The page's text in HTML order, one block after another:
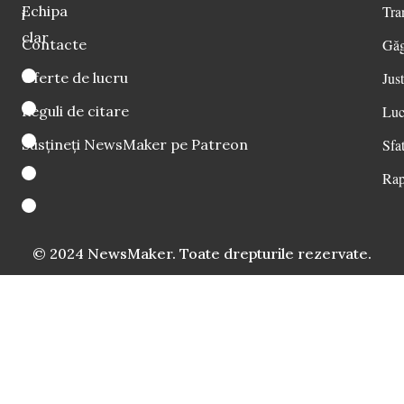
i
clar
Echipa
Contacte
Oferte de lucru
Reguli de citare
Susțineți NewsMaker pe Patreon
© 2024 NewsMaker. Toate drepturile rezervate.